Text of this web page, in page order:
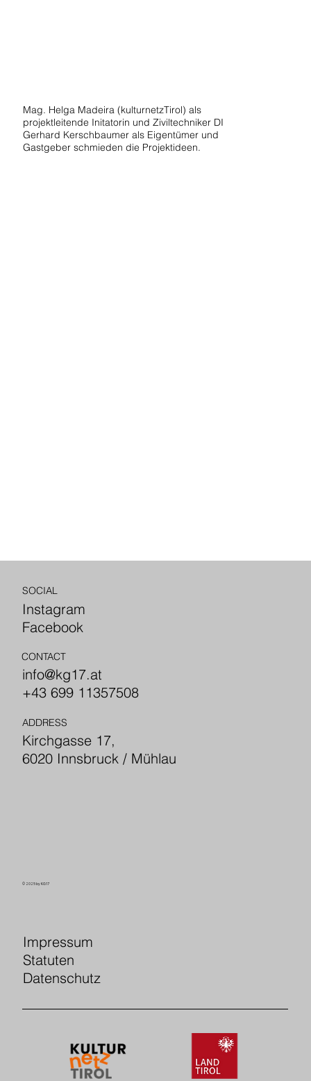
Mag. Helga Madeira (kulturnetzTirol) als
projektleitende Initatorin und Ziviltechniker DI
Gerhard Kerschbaumer als Eigentümer und
Gastgeber schmieden die Projektideen.
SOCIAL
Instagram
Facebook
CONTACT
info@kg17.at
+43 699 11357508
ADDRESS
Kirchgasse 17,
6020 Innsbruck / Mühlau
© 2025 by KG17
Impressum
Statuten
Datenschutz